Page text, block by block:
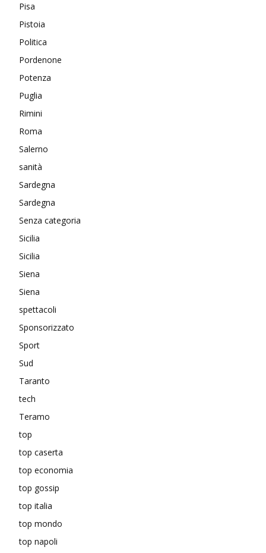
Pisa
Pistoia
Politica
Pordenone
Potenza
Puglia
Rimini
Roma
Salerno
sanità
Sardegna
Sardegna
Senza categoria
Sicilia
Sicilia
Siena
Siena
spettacoli
Sponsorizzato
Sport
Sud
Taranto
tech
Teramo
top
top caserta
top economia
top gossip
top italia
top mondo
top napoli